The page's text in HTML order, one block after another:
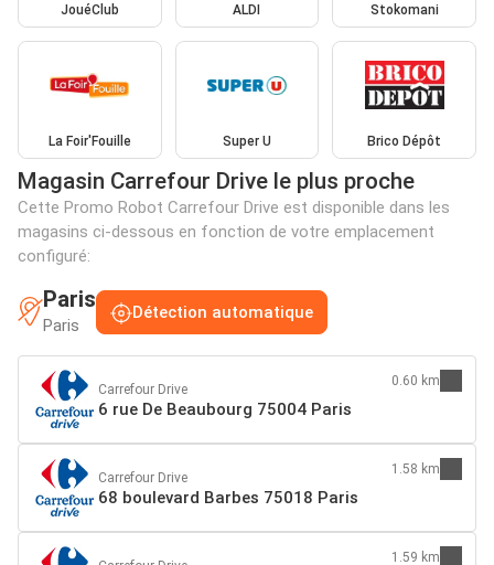
JouéClub ALDI Stokomani
La Foir'Fouille Super U Brico Dépôt
Magasin Carrefour Drive le plus proche
Cette Promo Robot Carrefour Drive est disponible dans les
magasins ci-dessous en fonction de votre emplacement
configuré:
Paris
Paris
Détection automatique
Carrefour Drive
6 rue De Beaubourg 75004 Paris
0.60 km
Carrefour Drive
68 boulevard Barbes 75018 Paris
1.58 km
1.59 km